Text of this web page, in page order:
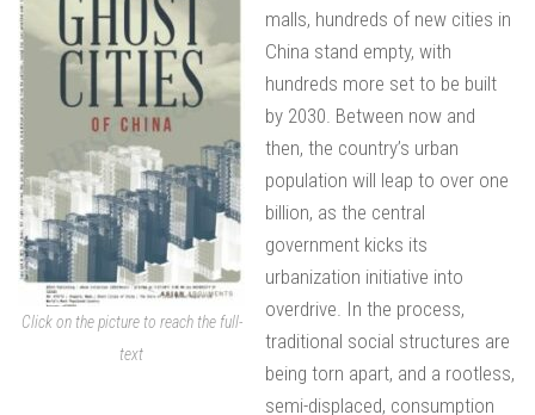
Click on the picture to reach the full-
text
malls, hundreds of new cities in
China stand empty, with
hundreds more set to be built
by 2030. Between now and
then, the country’s urban
population will leap to over one
billion, as the central
government kicks its
urbanization initiative into
overdrive. In the process,
traditional social structures are
being torn apart, and a rootless,
semi-displaced, consumption